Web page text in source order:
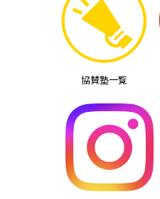
協賛塾一覧